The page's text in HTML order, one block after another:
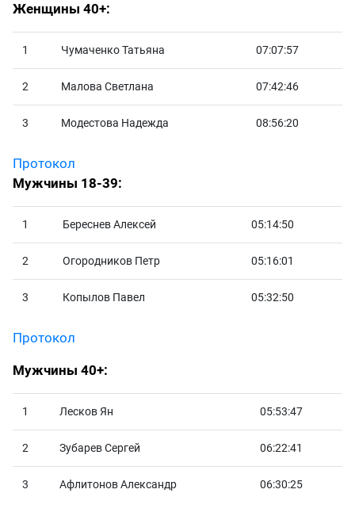
Женщины 40+:
1 Чумаченко Татьяна 07:07:57
2 Малова Светлана 07:42:46
3 Модестова Надежда 08:56:20
Протокол
Мужчины 18-39:
1 Береснев Алексей 05:14:50
2 Огородников Петр 05:16:01
3 Копылов Павел 05:32:50
Протокол
Мужчины 40+:
1 Лесков Ян 05:53:47
2 Зубарев Сергей 06:22:41
3 Афлитонов Александр 06:30:25